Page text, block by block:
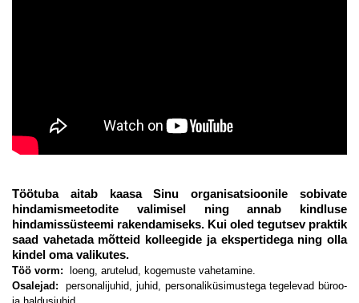
Töötuba aitab kaasa Sinu organisatsioonile sobivate
hindamismeetodite valimisel ning annab kindluse
hindamissüsteemi rakendamiseks. Kui oled tegutsev praktik
saad vahetada mõtteid kolleegide ja ekspertidega ning olla
kindel oma valikutes.
Töö vorm: loeng, arutelud, kogemuste vahetamine.
Osalejad:
personalijuhid, juhid, personaliküsimustega tegelevad büroo-
ja haldusjuhid.